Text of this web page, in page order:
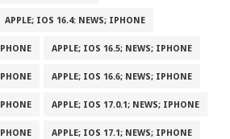
APPLE; IOS 16.4: NEWS; IPHONE
APPLE; IOS 16.5; NEWS; IPHONE
APPLE; IOS 16.6; NEWS; IPHONE
APPLE; IOS 17.0.1; NEWS; IPHONE
APPLE; IOS 17.1; NEWS; IPHONE